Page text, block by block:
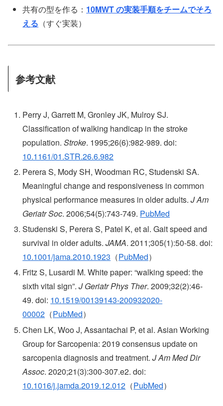
共有の型を作る： 10MWT の実装手順をチームでそろ
える （すぐ実装）
参考文献
Perry J, Garrett M, Gronley JK, Mulroy SJ.
Classification of walking handicap in the stroke
population.Stroke. 1995;26(6):982-989. doi:
10.1161/01.STR.26.6.982
Perera S, Mody SH, Woodman RC, Studenski SA.
Meaningful change and responsiveness in common
physical performance measures in older adults.J Am
Geriatr Soc. 2006;54(5):743-749. PubMed
Studenski S, Perera S, Patel K, et al. Gait speed and
survival in older adults.JAMA. 2011;305(1):50-58. doi:
10.1001/jama.2010.1923 （PubMed）
Fritz S, Lusardi M. White paper: “walking speed: the
sixth vital sign”.J Geriatr Phys Ther. 2009;32(2):46-
49. doi: 10.1519/00139143-200932020-
00002 （PubMed）
Chen LK, Woo J, Assantachai P, et al. Asian Working
Group for Sarcopenia: 2019 consensus update on
sarcopenia diagnosis and treatment.J Am Med Dir
Assoc. 2020;21(3):300-307.e2. doi:
10.1016/j.jamda.2019.12.012 （PubMed）